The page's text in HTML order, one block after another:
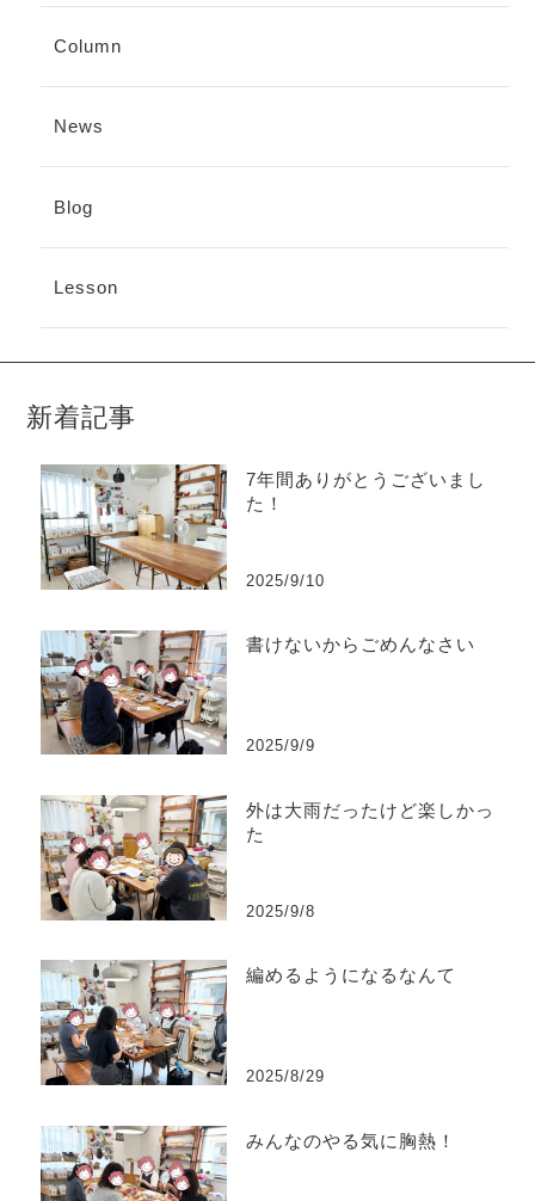
Column
News
Blog
Lesson
新着記事
7年間ありがとうございまし
た！
2025/9/10
書けないからごめんなさい
2025/9/9
外は大雨だったけど楽しかっ
た
2025/9/8
編めるようになるなんて
2025/8/29
みんなのやる気に胸熱！